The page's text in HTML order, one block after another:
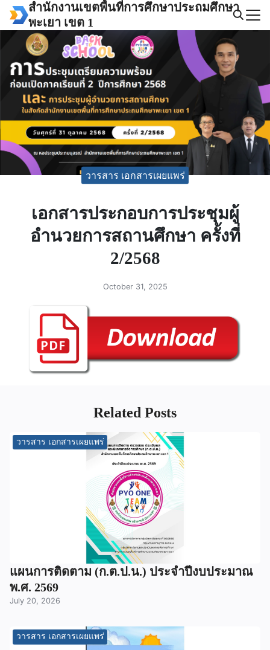
Skip
content
สำนักงานเขตพื้นที่การศึกษาประถมศึกษา
พะเยา เขต 1
Search
วารสาร เอกสารเผยแพร่
เอกสารประกอบการประชุมผู้
อำนวยการสถานศึกษา ครั้งที่
2/2568
October 31, 2025
Related Posts
วารสาร เอกสารเผยแพร่
แผนการติดตาม (ก.ต.ป.น.) ประจำปีงบประมาณ
พ.ศ. 2569
July 20, 2026
วารสาร เอกสารเผยแพร่